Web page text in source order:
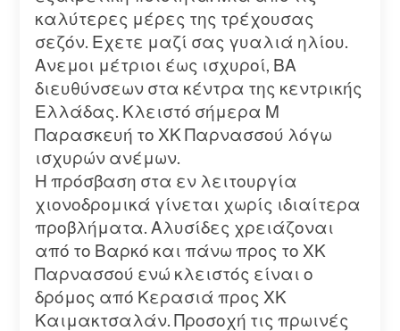
καλύτερες μέρες της τρέχουσας
σεζόν. Εχετε μαζί σας γυαλιά ηλίου.
Ανεμοι μέτριοι έως ισχυροί, ΒΑ
διευθύνσεων στα κέντρα της κεντρικής
Ελλάδας. Κλειστό σήμερα Μ
Παρασκευή το ΧΚ Παρνασσού λόγω
ισχυρών ανέμων.
Η πρόσβαση στα εν λειτουργία
χιονοδρομικά γίνεται χωρίς ιδιαίτερα
προβλήματα. Αλυσίδες χρειάζοναι
από το Βαρκό και πάνω προς το ΧΚ
Παρνασσού ενώ κλειστός είναι ο
δρόμος από Κερασιά προς ΧΚ
Καιμακτσαλάν. Προσοχή τις πρωινές